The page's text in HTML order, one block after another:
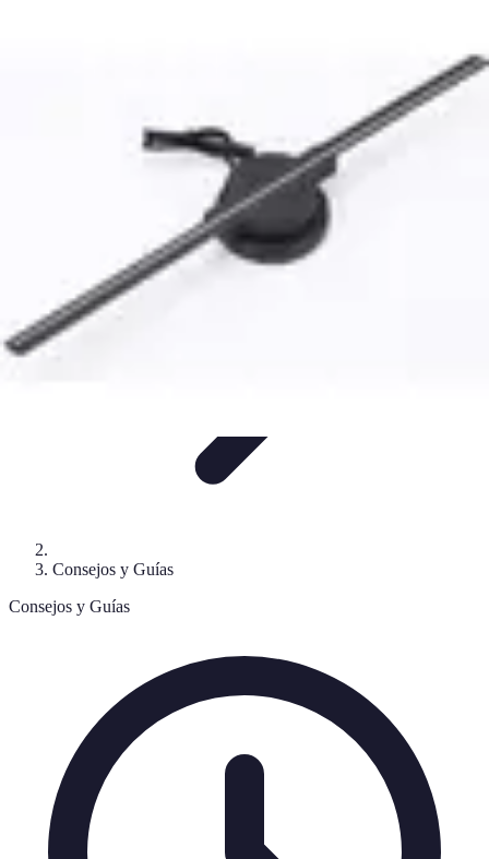
Consejos y Guías
Consejos y Guías